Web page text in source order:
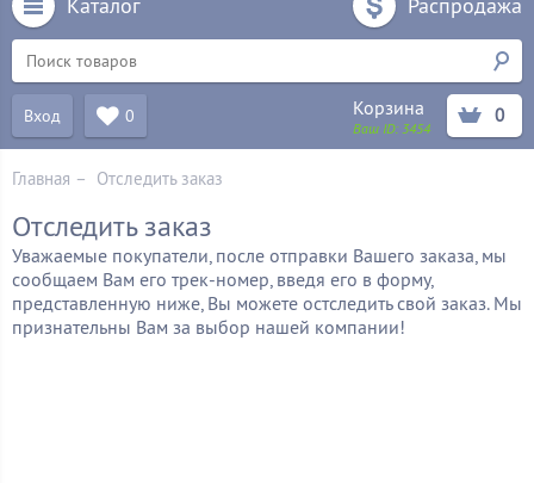
Вход 0 Корзина
Ваш ID: 3454
0
Главная – Отследить заказ
Отследить заказ
Уважаемые покупатели, после отправки Вашего заказа, мы
сообщаем Вам его трек-номер, введя его в форму,
представленную ниже, Вы можете остследить свой заказ. Мы
признательны Вам за выбор нашей компании!